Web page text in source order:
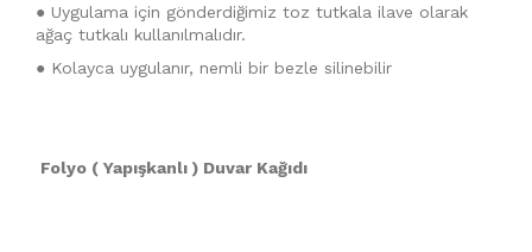
● Uygulama için gönderdiğimiz toz tutkala ilave olarak
ağaç tutkalı kullanılmalıdır.
● Kolayca uygulanır, nemli bir bezle silinebilir
Folyo ( Yapışkanlı ) Duvar Kağıdı